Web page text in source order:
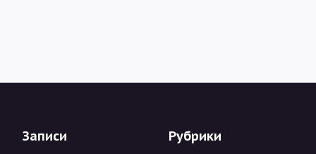
Записи Рубрики